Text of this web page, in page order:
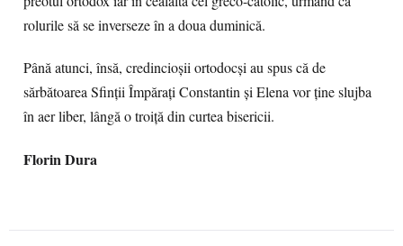
rolurile să se inverseze în a doua duminică.
Până atunci, însă, credincioşii ortodocşi au spus că de
sărbătoarea Sfinţii Împăraţi Constantin şi Elena vor ţine slujba
în aer liber, lângă o troiţă din curtea bisericii.
Florin Dura